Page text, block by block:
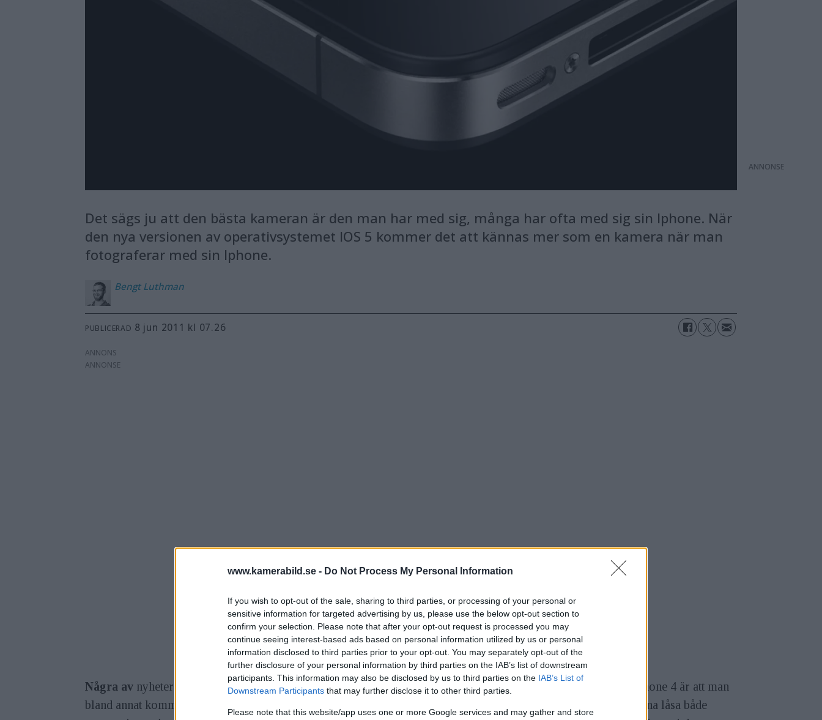
www.kamerabild.se - Do Not Process My Personal Information
If you wish to opt-out of the sale, sharing to third parties, or processing of your personal or
sensitive information for targeted advertising by us, please use the below opt-out section to
confirm your selection. Please note that after your opt-out request is processed you may
continue seeing interest-based ads based on personal information utilized by us or personal
information disclosed to third parties prior to your opt-out. You may separately opt-out of the
further disclosure of your personal information by third parties on the IAB’s list of downstream
participants. This information may also be disclosed by us to third parties on the IAB’s List of
Downstream Participants that may further disclose it to other third parties.
Please note that this website/app uses one or more Google services and may gather and store
Det sägs ju att den bästa kameran är den man har med sig, många har ofta med sig sin Iphone. När
den nya versionen av operativsystemet IOS 5 kommer det att kännas mer som en kamera när man
fotograferar med sin Iphone.
Bengt Luthman
PUBLICERAD 8 jun 2011 kl 07.26
ANNONS
Några av nyheterna med det nya operativsystemet som är intressant för de som fotograferar mycket med sin Iphone 4 är att man
bland annat kommer att kunna använda knappen för att höja volymen som avtryckare. Man kommer även att kunna låsa både
ANNONS